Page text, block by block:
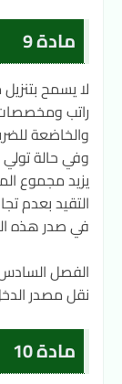
مادة 9
لا يسمح
راتب
والخاضعة
وفي حالة تولي
يزيد مجموع
التقيد بعدم
في صدر هذه
الفصل
نقل مصدر
مادة 10